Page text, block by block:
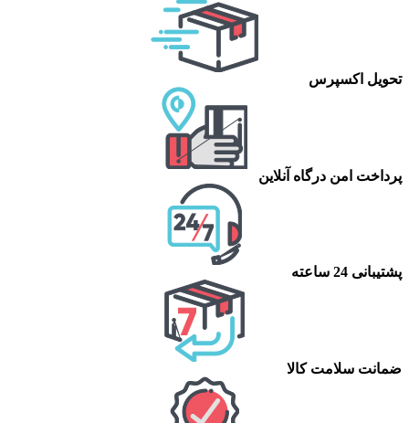
تحویل اکسپرس
پرداخت امن درگاه آنلاین
پشتیبانی 24 ساعته
ضمانت سلامت کالا